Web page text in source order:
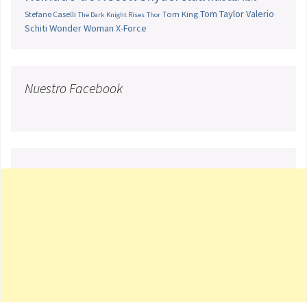
Stefano Caselli The Dark Knight Rises Thor Tom King Tom TaylorValerio
Schiti Wonder Woman X-Force
Nuestro Facebook